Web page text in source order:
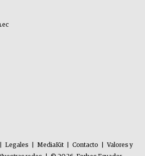
Legales MediaKit Contacto
Valores y